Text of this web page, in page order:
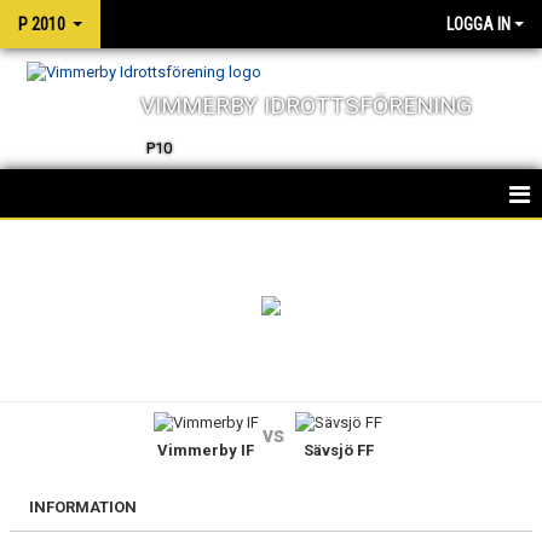
P 2010 LOGGA IN
VIMMERBY IDROTTSFÖRENING
P10
Vimmerby IF
vs
Sävsjö FF
INFORMATION